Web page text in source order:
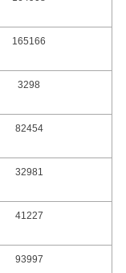
165166
3298
82454
32981
41227
93997